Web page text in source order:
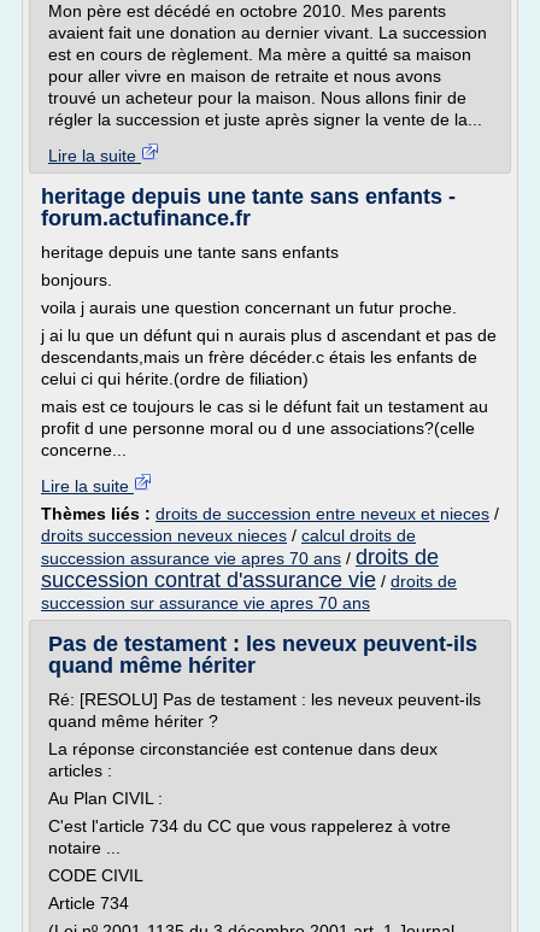
Mon père est décédé en octobre 2010. Mes parents
avaient fait une donation au dernier vivant. La succession
est en cours de règlement. Ma mère a quitté sa maison
pour aller vivre en maison de retraite et nous avons
trouvé un acheteur pour la maison. Nous allons finir de
régler la succession et juste après signer la vente de la...
Lire la suite
heritage depuis une tante sans enfants -
forum.actufinance.fr
heritage depuis une tante sans enfants
bonjours.
voila j aurais une question concernant un futur proche.
j ai lu que un défunt qui n aurais plus d ascendant et pas de
descendants,mais un frère décéder.c étais les enfants de
celui ci qui hérite.(ordre de filiation)
mais est ce toujours le cas si le défunt fait un testament au
profit d une personne moral ou d une associations?(celle
concerne...
Lire la suite
Thèmes liés : droits de succession entre neveux et nieces /
droits succession neveux nieces / calcul droits de
succession assurance vie apres 70 ans / droits de
succession contrat d'assurance vie / droits de
succession sur assurance vie apres 70 ans
Pas de testament : les neveux peuvent-ils
quand même hériter
Ré: [RESOLU] Pas de testament : les neveux peuvent-ils
quand même hériter ?
La réponse circonstanciée est contenue dans deux
articles :
Au Plan CIVIL :
C'est l'article 734 du CC que vous rappelerez à votre
notaire ...
CODE CIVIL
Article 734